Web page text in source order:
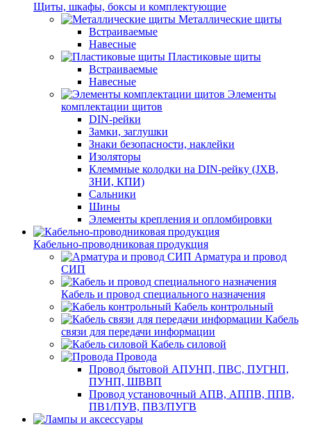
Щиты, шкафы, боксы и комплектующие
Металлические щиты
Встраиваемые
Навесные
Пластиковые щиты
Встраиваемые
Навесные
Элементы
комплектации щитов
DIN-рейки
Замки, заглушки
Знаки безопасности, наклейки
Изоляторы
Клеммные колодки на DIN-рейку (JXB,
ЗНИ, КПИ)
Сальники
Шины
Элементы крепления и опломбировки
Кабельно-проводниковая продукция
Арматура и провод
СИП
Кабель и провод специального назначения
Кабель контрольный
Кабель
связи для передачи информации
Кабель силовой
Провода
Провод бытовой АПУНП, ПВС, ПУГНП,
ПУНП, ШВВП
Провод установочный АПВ, АППВ, ППВ,
ПВ1/ПУВ, ПВ3/ПУГВ